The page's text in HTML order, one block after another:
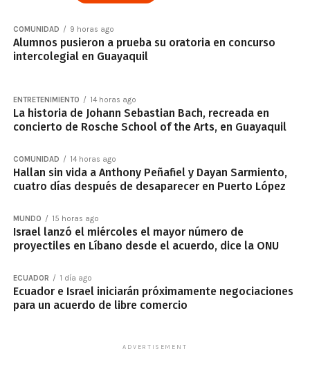
COMUNIDAD 9 horas ago
Alumnos pusieron a prueba su oratoria en concurso
intercolegial en Guayaquil
ENTRETENIMIENTO 14 horas ago
La historia de Johann Sebastian Bach, recreada en
concierto de Rosche School of the Arts, en Guayaquil
COMUNIDAD 14 horas ago
Hallan sin vida a Anthony Peñafiel y Dayan Sarmiento,
cuatro días después de desaparecer en Puerto López
MUNDO 15 horas ago
Israel lanzó el miércoles el mayor número de
proyectiles en Líbano desde el acuerdo, dice la ONU
ECUADOR 1 día ago
Ecuador e Israel iniciarán próximamente negociaciones
para un acuerdo de libre comercio
ADVERTISEMENT